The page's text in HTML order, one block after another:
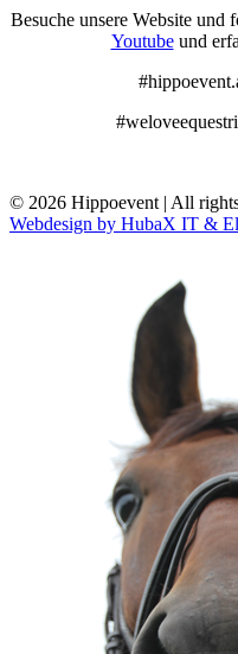
Besuche unsere Website und
Youtubeund
© 2026 Hippoevent | All
Webdesign by HubaX IT &